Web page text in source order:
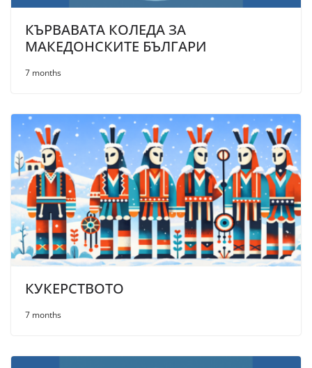
КЪРВАВАТА КОЛЕДА ЗА
МАКЕДОНСКИТЕ БЪЛГАРИ
7 months
КУКЕРСТВОТО
7 months